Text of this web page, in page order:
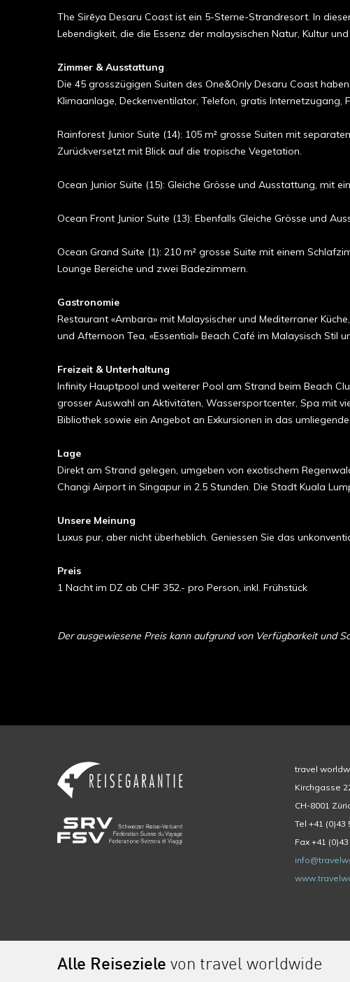
The Sirēya Desaru Coast ist ein 5-Sterne-Strandresort. In
Lebendigkeit, die die Essenz der malaysischen Natur, Kultur
Zimmer & Ausstattung
Die 45 grosszügigen Suiten des One&Only Desaru Coast
Kli­ma­­­­­­an­­lage, Deckenventilator, Telefon, gratis
Rainforest Junior Suite (14): 105 m² grosse Suiten mit
Zurückversetzt mit Blick auf die tropische Vegetation.
Ocean Junior Suite (15): Gleiche Grösse und Ausstattung, mit
Ocean Front Junior Suite (13): Ebenfalls Gleiche Grösse und
Ocean Grand Suite (1): 210 m² grosse Suite mit einem
Lounge Bereiche und zwei Badezimmern.
Gastronomie
Restaurant «Ambara» mit Malaysischer und Mediterraner
und Afternoon Tea, «Essential» Beach Café im Malaysisch Stil
Freizeit & Unterhaltung
Infinity Hauptpool und weiterer Pool am Strand beim Beach
grosser Auswahl an Aktivitäten, Wassersportcenter, Spa mit
Bibliothek sowie ein Angebot an Exkursionen in das
Lage
Direkt am Strand gelegen, umgeben von exotischem
Changi Airport in Singapur in 2.5 Stunden. Die Stadt Kuala
Unsere Meinung
Luxus pur, aber nicht überheblich. Geniessen Sie das
Preis
1 Nacht im DZ ab CHF 352.- pro Person, inkl. Frühstück
Der ausgewiesene Preis kann aufgrund von Verfügbarkeit und
travel
Kirchgasse
CH-8001
Tel +41 (0)43
Fax +41
Alle Reiseziele von travel worldwide